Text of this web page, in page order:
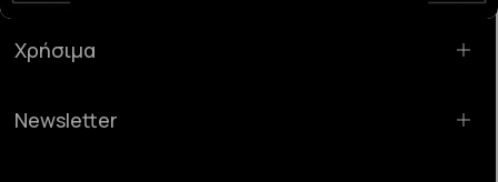
Χρήσιμα
Newsletter